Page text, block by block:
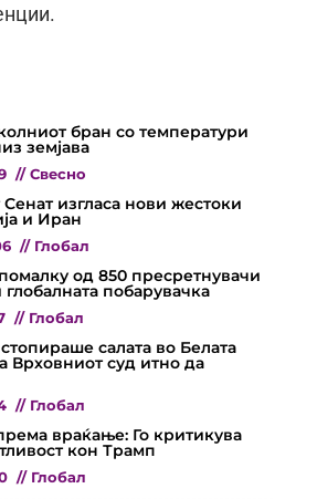
бран со температури
земјава
// Свесно
изгласа нови жестоки
и Иран
// Глобал
од 850 пресретнувачи
побарувачка
// Глобал
салата во Белата
Врховниот суд итно да
// Глобал
враќање: Го критикува
кон Трамп
// Глобал